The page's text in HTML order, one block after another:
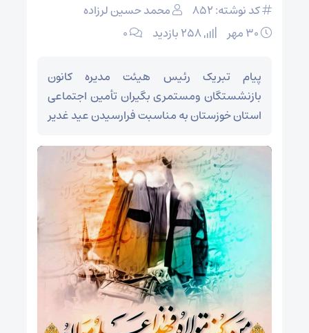
کد نوشته: 852
محمد حسین لرزاده
۰
پیام تبریک رئیس هیئت مدیره کانون
بازنشستگان ومستمری بگیران تأمین اجتماعی
استان خوزستان به مناسبت فرارسیدن عید غدیر